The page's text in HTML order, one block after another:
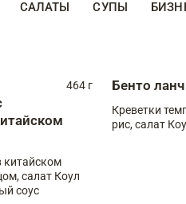
САЛАТЫ СУПЫ
464 г
китайском
салат Коул
соус
Бенто
Креветки
рис, салат